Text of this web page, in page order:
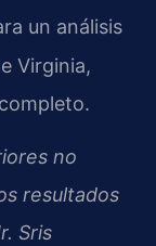
un análisis
Virginia,
no
resultados
Sris